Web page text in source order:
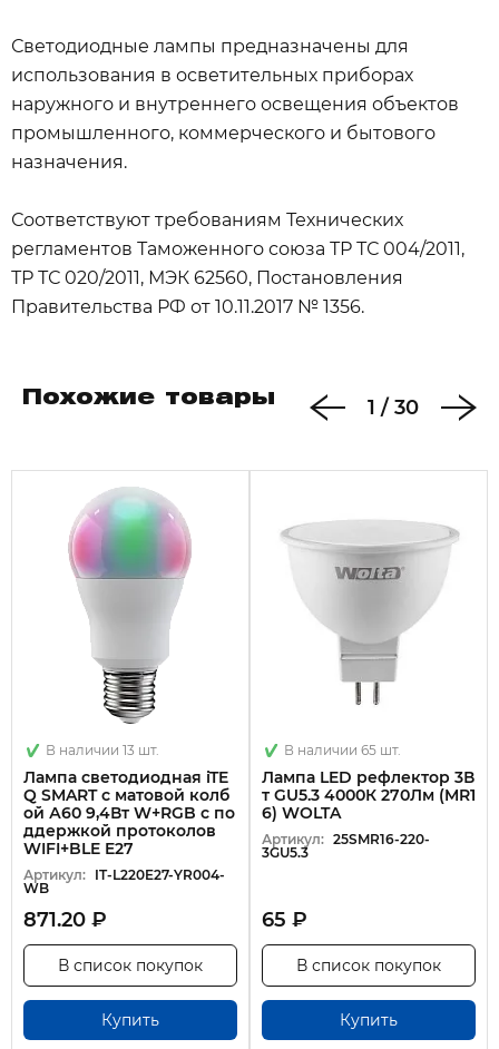
Светодиодные лампы предназначены для
использования в осветительных приборах
наружного и внутреннего освещения объектов
промышленного, коммерческого и бытового
назначения.
Соответствуют требованиям Технических
регламентов Таможенного союза ТР ТС 004/2011,
ТР ТС 020/2011, МЭК 62560, Постановления
Правительства РФ от 10.11.2017 № 1356.
Похожие товары 1 / 30
В наличии 13 шт.
Лампа светодиодная iTE
Q SMART с матовой колб
ой А60 9,4Вт W+RGB с по
ддержкой протоколов
WIFI+BLE E27
Артикул: IT-L220E27-YR004-
WB
871.20 ₽
Купить
В список покупок
В наличии 65 шт.
Лампа LED рефлектор 3В
т GU5.3 4000К 270Лм (MR1
6) WOLTA
Артикул: 25SMR16-220-
3GU5.3
65 ₽
Купить
В список покупок